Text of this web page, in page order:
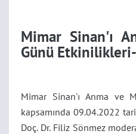
Mimar Sinan'ı
Günü
Mimar Sinan'ı Anma ve
kapsamında 09.04.2022
Doç. Dr. Filiz Sönmez